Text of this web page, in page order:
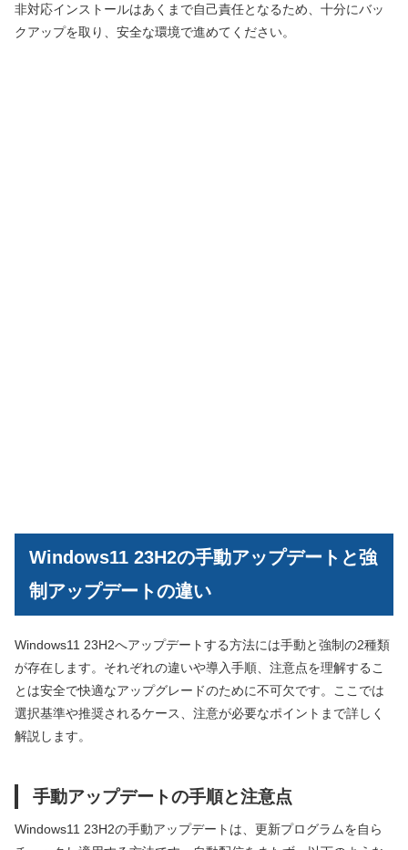
非対応インストールはあくまで自己責任となるため、十分にバッ
クアップを取り、安全な環境で進めてください。
Windows11 23H2の手動アップデートと強
制アップデートの違い
Windows11 23H2へアップデートする方法には手動と強制の2種類
が存在します。それぞれの違いや導入手順、注意点を理解するこ
とは安全で快適なアップグレードのために不可欠です。ここでは
選択基準や推奨されるケース、注意が必要なポイントまで詳しく
解説します。
手動アップデートの手順と注意点
Windows11 23H2の手動アップデートは、更新プログラムを自ら